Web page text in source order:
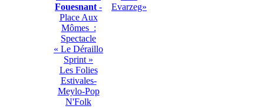
Fouesnant -
Place Aux
Mômes :
Spectacle
« Le Déraillo
Sprint »
Les Folies
Estivales-
Meylo-Pop
N'Folk
Evarzeg»